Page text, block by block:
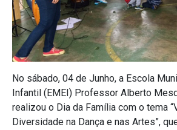
No sábado, 04 de Junho, a Escola
Infantil (EMEI) Professor Alberto
realizou o Dia da Família com o tema
Diversidade na Dança e nas Artes”,